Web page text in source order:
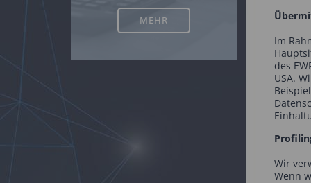
MEHR
Im
des
USA.
Wir
Wenn